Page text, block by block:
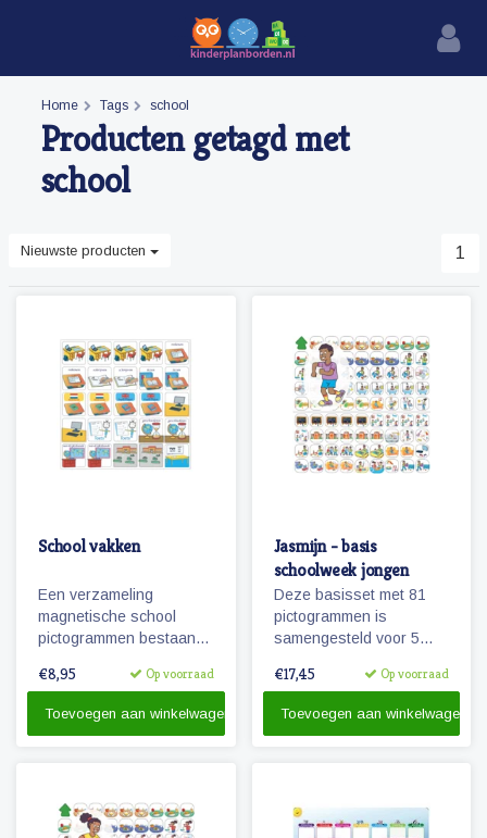
Home Tags school
Producten getagd met
school
Nieuwste producten 1
School vakken
Een verzameling
magnetische school
pictogrammen bestaande
de basisschool worden
€8,95 Op voorraad
Toevoegen aan winkelwagen
Jasmijn - basis
schoolweek jongen
Deze basisset met 81
pictogrammen is
samengesteld voor 5
hoofdactiviteiten van /
schoolweek)
€17,45 Op voorraad
Toevoegen aan winkelwagen